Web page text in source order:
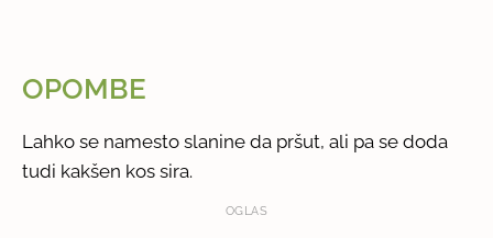
OPOMBE
Lahko se namesto slanine da pršut, ali pa se doda
tudi kakšen kos sira.
OGLAS